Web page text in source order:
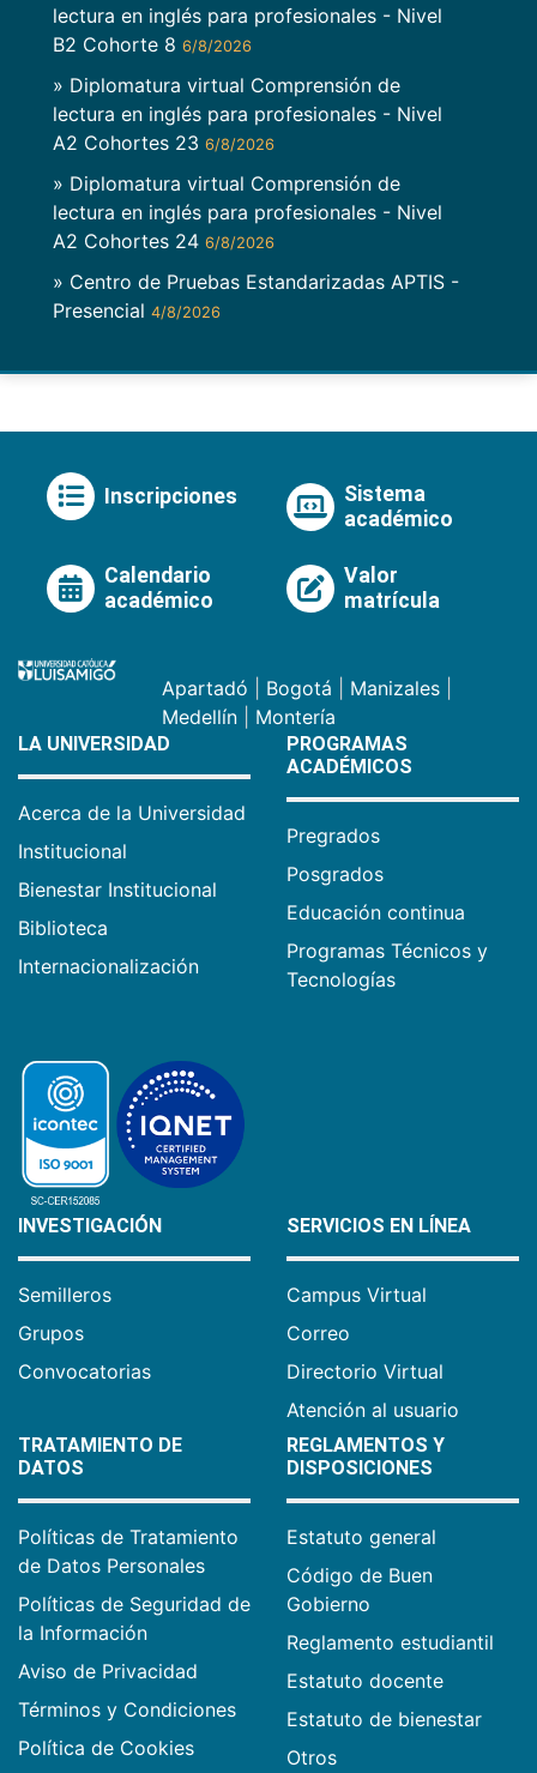
lectura en inglés para profesionales - Nivel
B2 Cohorte 8 6/8/2026
» Diplomatura virtual Comprensión de
lectura en inglés para profesionales - Nivel
A2 Cohortes 23 6/8/2026
» Diplomatura virtual Comprensión de
lectura en inglés para profesionales - Nivel
A2 Cohortes 24 6/8/2026
» Centro de Pruebas Estandarizadas APTIS -
Presencial 4/8/2026
Inscripciones
Sistema
académico
Calendario
académico
Valor
matrícula
Apartadó Bogotá Manizales
Medellín
Montería
LA UNIVERSIDAD
Acerca de la Universidad
Institucional
Bienestar Institucional
Biblioteca
Internacionalización
PROGRAMAS
ACADÉMICOS
Pregrados
Posgrados
Educación continua
Programas Técnicos y
Tecnologías
INVESTIGACIÓN
Semilleros
Grupos
Convocatorias
SERVICIOS EN LÍNEA
Campus Virtual
Correo
Directorio Virtual
Atención al usuario
TRATAMIENTO DE
DATOS
Políticas de Tratamiento
de Datos Personales
Políticas de Seguridad de
la Información
Aviso de Privacidad
Términos y Condiciones
Política de Cookies
REGLAMENTOS Y
DISPOSICIONES
Estatuto general
Código de Buen
Gobierno
Reglamento estudiantil
Estatuto docente
Estatuto de bienestar
Otros